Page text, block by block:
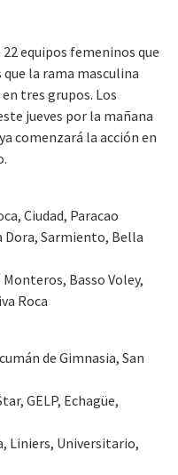
22 equipos femeninos que
la rama masculina
tres grupos. Los
jueves por la mañana
comenzará la acción en
Ciudad, Paracao
Dora, Sarmiento, Bella
Basso Voley,
Roca
de Gimnasia, San
GELP, Echagüe,
Liniers, Universitario,